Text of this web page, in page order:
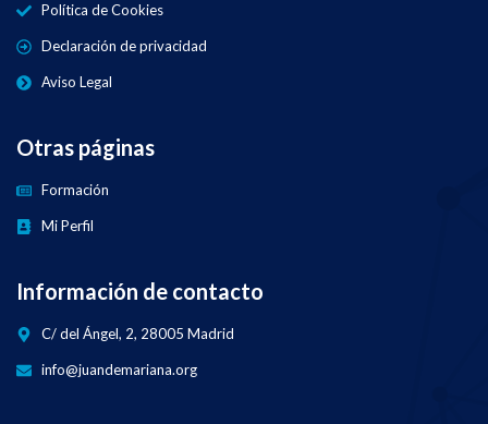
Política de Cookies
Declaración de privacidad
Aviso Legal
Otras páginas
Formación
Mi Perfil
Información de contacto
C/ del Ángel, 2, 28005 Madrid
info@juandemariana.org